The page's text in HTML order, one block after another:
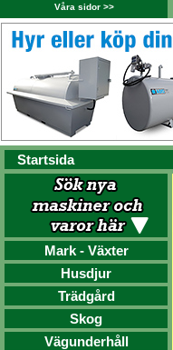
Våra sidor >>
Startsida
Mark - Växter
Husdjur
Trädgård
Skog
Vägunderhåll